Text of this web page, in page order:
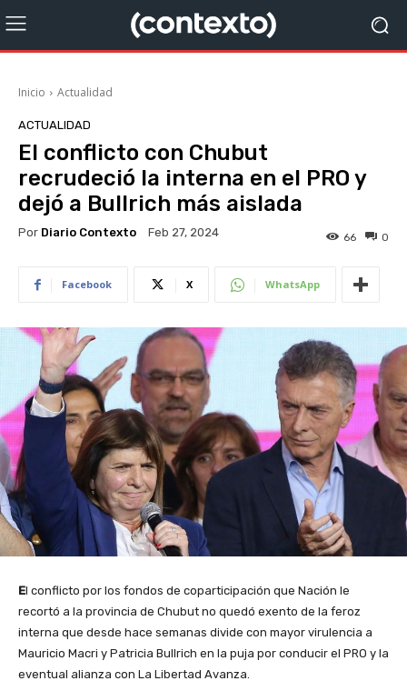
Inicio Actualidad
ACTUALIDAD
El conflicto con Chubut
recrudeció la interna en el PRO y
dejó a Bullrich más aislada
Por Diario Contexto Feb 27, 2024 0
66
Facebook X WhatsApp
El conflicto por los fondos de coparticipación que Nación le
recortó a la provincia de Chubut no quedó exento de la feroz
interna que desde hace semanas divide con mayor virulencia a
Mauricio Macri y Patricia Bullrich en la puja por conducir el PRO y la
eventual alianza con La Libertad Avanza.